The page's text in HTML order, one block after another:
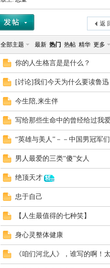
›
返
全部主题 最新 热门 热帖 精华 更多
你的人生格言是是什么？
[讨论]我们今天为什么要读鲁迅
今生陪,来生伴
写给那些生命中的曾经给过我
“英雄与美人”－－中国男冠军
男人最爱的三类“傻”女人
绝顶天才
忠于自己
【人生最值得的七种笑】
身心灵整体健康
《咱们河北人》，谁写的啊！